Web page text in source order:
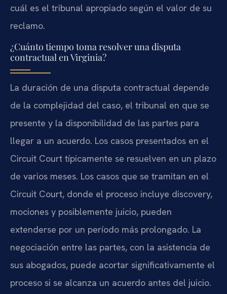
cuál es el tribunal apropiado según el valor de su
reclamo.
¿Cuánto tiempo toma resolver una disputa
contractual en Virginia?
La duración de una disputa contractual depende
de la complejidad del caso, el tribunal en que se
presente y la disponibilidad de las partes para
llegar a un acuerdo. Los casos presentados en el
Circuit Court típicamente se resuelven en un plazo
de varios meses. Los casos que se tramitan en el
Circuit Court, donde el proceso incluye discovery,
mociones y posiblemente juicio, pueden
extenderse por un período más prolongado. La
negociación entre las partes, con la asistencia de
sus abogados, puede acortar significativamente el
proceso si se alcanza un acuerdo antes del juicio.